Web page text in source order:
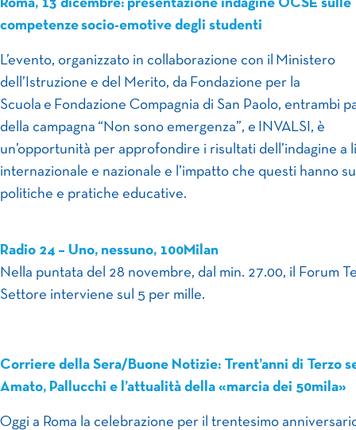
Roma, 13 dicembre: presentazione indagine OCSE sulle
competenze socio-emotive degli studenti
L’evento, organizzato in collaborazione con il Ministero
dell’Istruzione e del Merito, da Fondazione per la
Scuola e Fondazione Compagnia di San Paolo, entrambi
della campagna “Non sono emergenza”, e INVALSI, è
un’opportunità per approfondire i risultati dell’indagine a
internazionale e nazionale e l’impatto che questi hanno su
politiche e pratiche educative.
Radio 24 – Uno, nessuno, 100Milan
Nella puntata del 28 novembre, dal min. 27.00, il Forum
Settore interviene sul 5 per mille.
Corriere della Sera/Buone Notizie: Trent’anni di Terzo
Amato, Pallucchi e l’attualità della «marcia dei 50mila»
Oggi a Roma la celebrazione per il trentesimo